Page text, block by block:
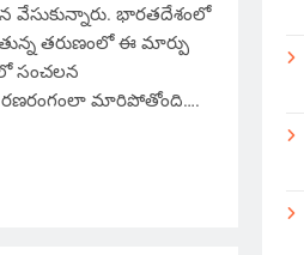
భారతదేశంలో
తరుణంలో ఈ మార్పు
సంచలన
రణరంగంలా మారిపోతోంది….